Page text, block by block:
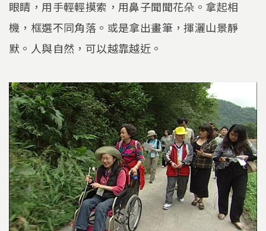
眼睛，用手輕輕摸索，用鼻子聞聞花朵。拿起相
機，框選不同角落。或是拿出畫筆，揮灑山景靜
默。人與自然，可以越靠越近。